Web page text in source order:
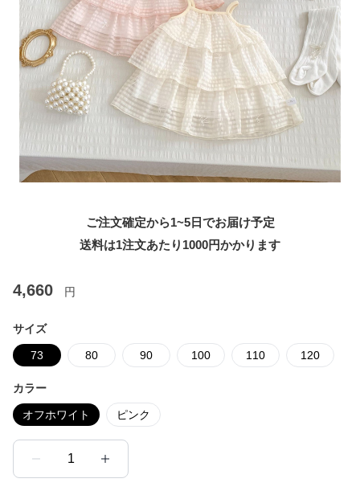
ご注文確定から1~5日でお届け予定
送料は1注文あたり 1000円かかります
4,660 円
サイズ
73 80 90 100 110 120
カラー
オフホワイト ピンク
1